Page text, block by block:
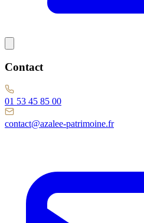
Contact
01 53 45 85 00
contact@azalee-patrimoine.fr